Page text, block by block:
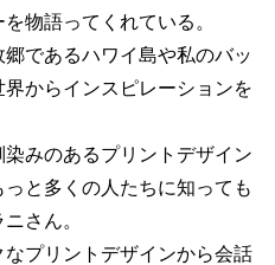
物語ってくれている。
郷であるハワイ島や私のバッ
からインスピレーションを
みのあるプリントデザイン
と多くの人たちに知っても
さん。
プリントデザインから会話